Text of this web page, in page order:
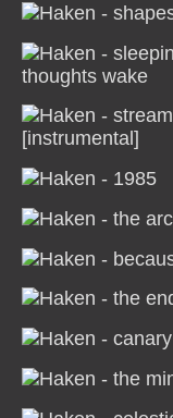
thoughts wake
[instrumental]